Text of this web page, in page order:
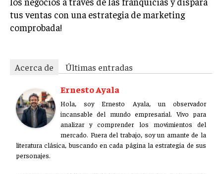
tus ventas con una estrategia de marketing
comprobada!
Acerca de
Últimas entradas
Ernesto Ayala
Hola, soy Ernesto Ayala, un observador
incansable del mundo empresarial. Vivo para
analizar y comprender los movimientos del
mercado. Fuera del trabajo, soy un amante de la
literatura clásica, buscando en cada página la estrategia de sus
personajes.